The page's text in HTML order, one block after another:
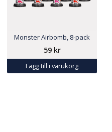
Monster Airbomb, 8-pack
59 kr
Lägg till i varukorg